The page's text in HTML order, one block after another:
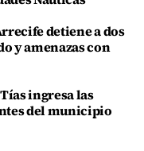
detiene a dos
y amenazas con
ingresa las
del municipio